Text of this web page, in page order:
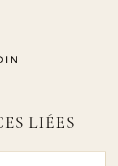
LIÉES